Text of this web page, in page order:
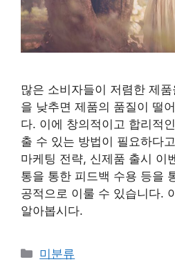
많은 소비자들이 저렴한 제
을 낮추면 제품의 품질이 떨
다. 이에 창의적이고 합리적
출 수 있는 방법이 필요하다
마케팅 전략, 신제품 출시 이
통을 통한 피드백 수용 등을
공적으로 이룰 수 있습니다.
알아봅시다.
Categories
미분류